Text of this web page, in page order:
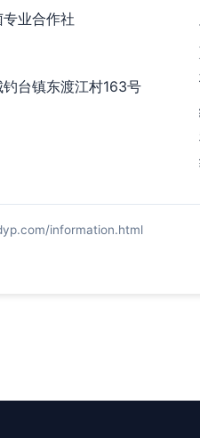
业合作社
台镇东渡江村163号
information.html